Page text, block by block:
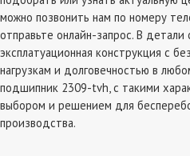
можно позвонить нам по номеру
отправьте онлайн-запрос. В детали
эксплатуационная конструкция с
нагрузкам и долговечностью в
подшипник 2309-tvh, с такими
выбором и решением для
производства.